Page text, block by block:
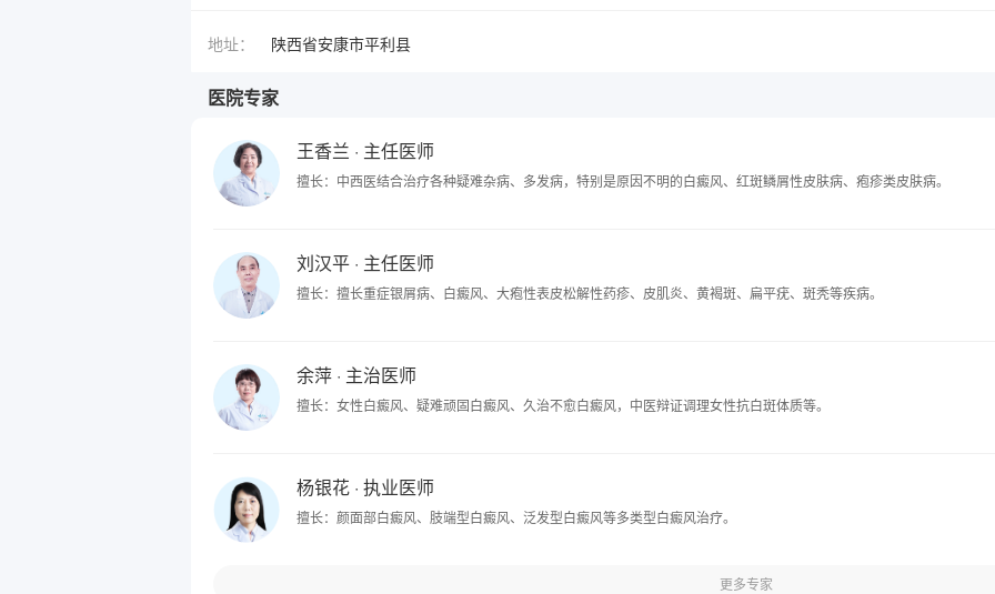
地址： 陕西省安康市平利县
医院专家
王香兰 · 主任医师
擅长：中西医结合治疗各种疑难杂病、多发病，特别是原因不明的白癜风、红斑鳞屑性皮肤病、疱疹类皮肤病。
刘汉平 · 主任医师
擅长：擅长重症银屑病、白癜风、大疱性表皮松解性药疹、皮肌炎、黄褐斑、扁平疣、斑秃等疾病。
余萍 · 主治医师
擅长：女性白癜风、疑难顽固白癜风、久治不愈白癜风，中医辩证调理女性抗白斑体质等。
杨银花 · 执业医师
擅长：颜面部白癜风、肢端型白癜风、泛发型白癜风等多类型白癜风治疗。
更多专家